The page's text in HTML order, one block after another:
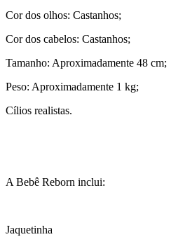
Cor dos olhos: Castanhos;
Cor dos cabelos: Castanhos;
Tamanho: Aproximadamente 48 cm;
Peso: Aproximadamente 1 kg;
Cílios realistas.
A Bebê Reborn inclui:
Jaquetinha